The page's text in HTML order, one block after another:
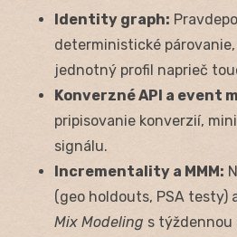
Identity graph:
deterministické
jednotný profil naprieč
Konverzné API a event
pripisovanie konverzií,
signálu.
Incrementality a MMM:
(geo holdouts, PSA testy)
Mix Modeling s týždennou